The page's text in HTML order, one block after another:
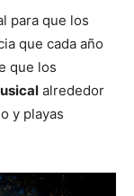
para que los
que cada año
que los
alrededor
y playas